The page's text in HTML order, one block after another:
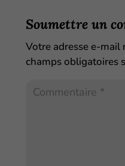
Soumettre un
Votre adresse e-mail
champs obligatoires